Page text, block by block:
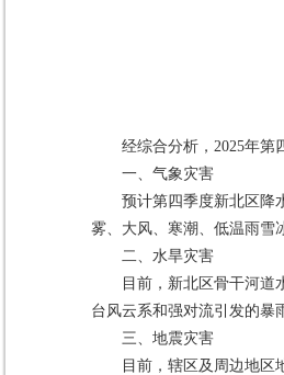
经综合分析，2025年第
一、气象灾害
预计第四季度新北区降
雾、大风、寒潮、低温雨雪
二、水旱灾害
目前，新北区骨干河道
台风云系和强对流引发的暴
三、地震灾害
目前，辖区及周边地区